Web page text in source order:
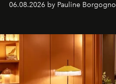
06.08.2026 by Pauline Borgogno